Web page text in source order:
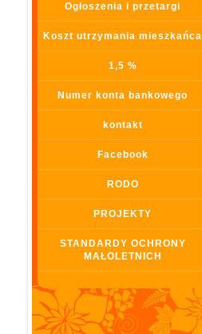
Ogłoszenia i przetargi
Koszt utrzymania mieszkańca
1,5 %
Numer konta bankowego
kontakt
Facebook
RODO
PROJEKTY
STANDARDY OCHRONY
MAŁOLETNICH